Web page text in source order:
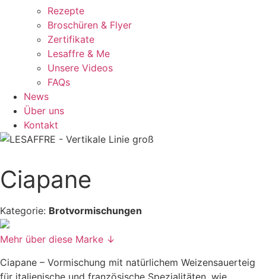
Rezepte
Broschüren & Flyer
Zertifikate
Lesaffre & Me
Unsere Videos
FAQs
News
Über uns
Kontakt
Ciapane
Kategorie: Brotvormischungen
Mehr über diese Marke ↓
Ciapane – Vormischung mit natürlichem Weizensauerteig
für italienische und französische Spezialitäten, wie